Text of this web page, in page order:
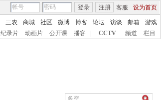
客服 设为首页
登录 注册
三农 商城 社区 微博 博客 论坛 访谈 邮箱
游戏
纪录片 动画片 公开课 播客 CCTV 频道 栏目